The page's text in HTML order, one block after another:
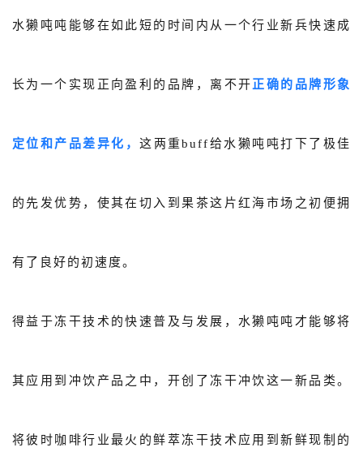
水獭吨吨能够在如此短的时间内从一个行业新兵快速成
长为一个实现正向盈利的品牌，离不开 正确的品牌形象
定位和产品差异化，这两重buff给水獭吨吨打下了极佳
的先发优势，使其在切入到果茶这片红海市场之初便拥
有了良好的初速度。
得益于冻干技术的快速普及与发展，水獭吨吨才能够将
其应用到冲饮产品之中，开创了冻干冲饮这一新品类。
将彼时咖啡行业最火的鲜萃冻干技术应用到新鲜现制的